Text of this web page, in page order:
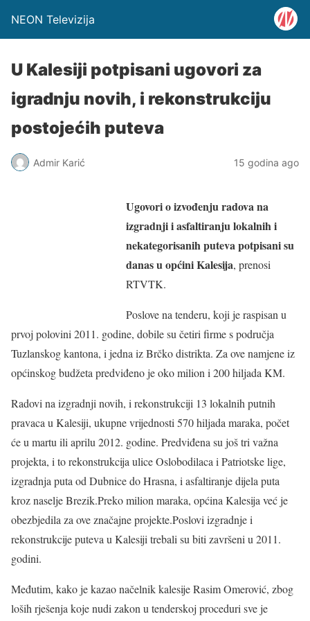
NEON Televizija
U Kalesiji potpisani ugovori za
igradnju novih, i rekonstrukciju
postojećih puteva
Admir Karić 15 godina ago
Ugovori o izvođenju radova na
izgradnji i asfaltiranju lokalnih i
nekategorisanih puteva potpisani su
danas u općini Kalesija, prenosi
RTVTK.
Poslove na tenderu, koji je raspisan u
prvoj polovini 2011. godine, dobile su četiri firme s područja
Tuzlanskog kantona, i jedna iz Brčko distrikta. Za ove namjene iz
općinskog budžeta predviđeno je oko milion i 200 hiljada KM.
Radovi na izgradnji novih, i rekonstrukciji 13 lokalnih putnih
pravaca u Kalesiji, ukupne vrijednosti 570 hiljada maraka, počet
će u martu ili aprilu 2012. godine. Predviđena su još tri važna
projekta, i to rekonstrukcija ulice Oslobodilaca i Patriotske lige,
izgradnja puta od Dubnice do Hrasna, i asfaltiranje dijela puta
kroz naselje Brezik.Preko milion maraka, općina Kalesija već je
obezbjedila za ove značajne projekte.Poslovi izgradnje i
rekonstrukcije puteva u Kalesiji trebali su biti završeni u 2011.
godini.
Međutim, kako je kazao načelnik kalesije Rasim Omerović, zbog
loših rješenja koje nudi zakon u tenderskoj proceduri sve je